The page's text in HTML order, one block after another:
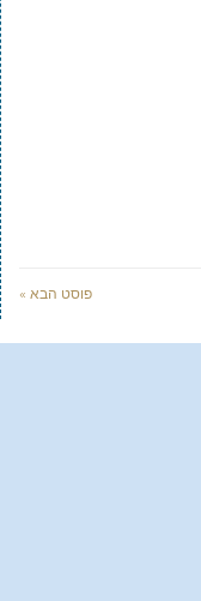
פוסט הבא »